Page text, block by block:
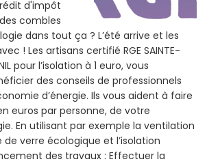
d'impôt
combles
dans tout ça ? L’été arrive et les
! Les artisans certifié RGE SAINTE-
pour l’isolation à 1 euro, vous
des conseils de professionnels
d’énergie. Ils vous aident à faire
euros par personne, de votre
En utilisant par exemple la ventilation
de verre écologique et l’isolation
des travaux : Effectuer la